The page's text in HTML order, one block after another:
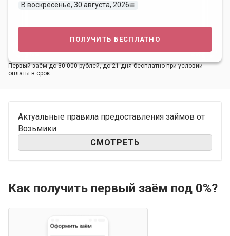
В воскресенье, 30 августа, 2026
получить бесплатно
Первый заём до 30 000 рублей, до 21 дня бесплатно при условии
оплаты в срок
Актуальные правила предоставления займов от
Возьмики
СМОТРЕТЬ
Как получить первый заём под 0%?